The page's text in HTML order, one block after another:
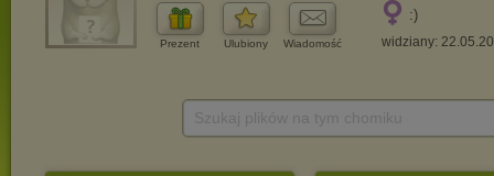
Prezent Ulubiony Wiadomość
:)
widziany: